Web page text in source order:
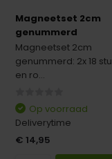
Magneetset 2cm
genummerd
Magneetset 2cm
genummerd: 2x 18
en ro...
Op voorraad
Deliverytime
€ 14,95